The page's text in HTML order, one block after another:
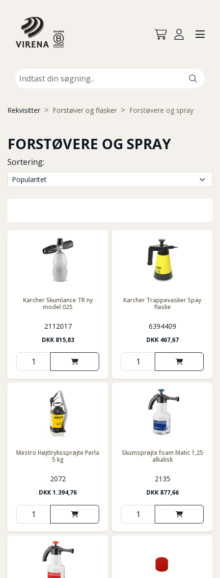
Rekvisitter Forstøver og flasker Forstøvere og spray
FORSTØVERE OG SPRAY
Sortering:
Karcher Skumlance TR ny
model 025
2112017
DKK 815,83
Karcher Trappevasker Spay
flaske
6394409
DKK 467,67
Mestro Højttrykssprøjte Perla
5 kg
2072
DKK1.394,76
Skumsprøjte foam Matic 1,25
alkalisk
2135
DKK 877,66